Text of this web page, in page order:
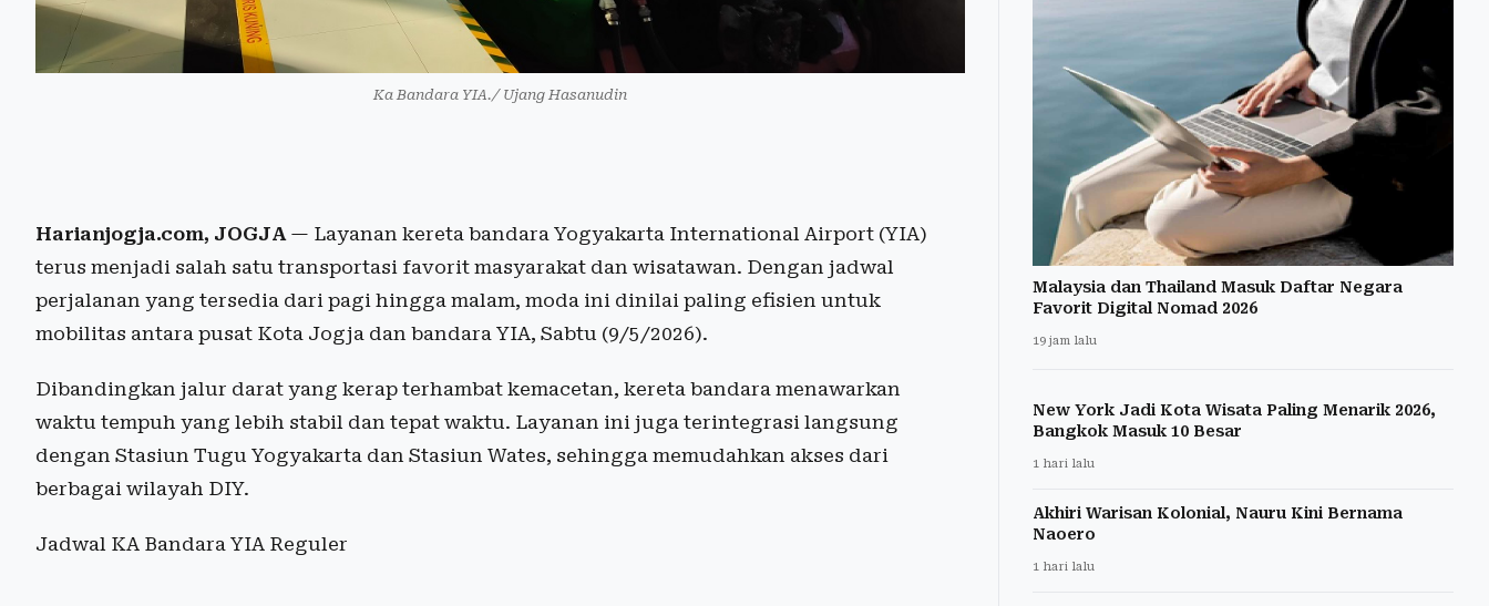
Ka Bandara YIA./ Ujang Hasanudin
Harianjogja.com, JOGJA — Layanan kereta bandara Yogyakarta International Airport (YIA)
terus menjadi salah satu transportasi favorit masyarakat dan wisatawan. Dengan jadwal
perjalanan yang tersedia dari pagi hingga malam, moda ini dinilai paling efisien untuk
mobilitas antara pusat Kota Jogja dan bandara YIA, Sabtu (9/5/2026).
Dibandingkan jalur darat yang kerap terhambat kemacetan, kereta bandara menawarkan
waktu tempuh yang lebih stabil dan tepat waktu. Layanan ini juga terintegrasi langsung
dengan Stasiun Tugu Yogyakarta dan Stasiun Wates, sehingga memudahkan akses dari
berbagai wilayah DIY.
Jadwal KA Bandara YIA Reguler
Malaysia dan Thailand Masuk Daftar Negara
Favorit Digital Nomad 2026
19 jam lalu
New York Jadi Kota Wisata Paling Menarik 2026,
Bangkok Masuk 10 Besar
1 hari lalu
Akhiri Warisan Kolonial, Nauru Kini Bernama
Naoero
1 hari lalu